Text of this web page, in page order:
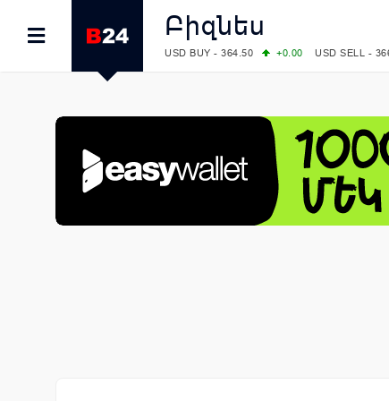
Բիզնես
USD BUY - 364.50 +0.00 USD SELL -
COMEX: PLATINUM - 1765.90
LME: ALUMINIUM - 3184.00
-0.27
LME: NICKEL - 17249.00
+0.09 TIN -
LME: LEAD - 1877.50
-1.00 ZINC -
FOREX: USD/JPY - 157.68
+0.12 EUR/
FOREX: EUR/USD - 1.1548
+0.11